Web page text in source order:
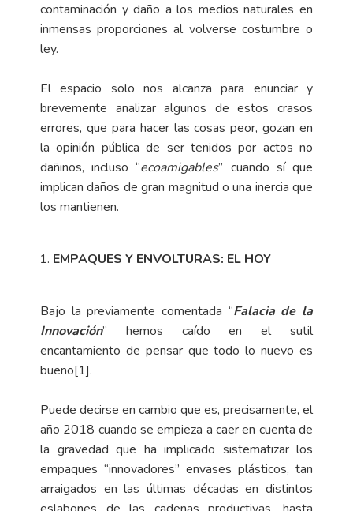
contaminación y daño a los medios naturales en
inmensas proporciones al volverse costumbre o
ley.
El espacio solo nos alcanza para enunciar y
brevemente analizar algunos de estos crasos
errores, que para hacer las cosas peor, gozan en
la opinión pública de ser tenidos por actos no
dañinos, incluso “ecoamigables” cuando sí que
implican daños de gran magnitud o una inercia que
los mantienen.
EMPAQUES Y ENVOLTURAS: EL HOY
Bajo la previamente comentada “Falacia de la
Innovación” hemos caído en el sutil
encantamiento de pensar que todo lo nuevo es
bueno[1].
Puede decirse en cambio que es, precisamente, el
año 2018 cuando se empieza a caer en cuenta de
la gravedad que ha implicado sistematizar los
empaques “innovadores” envases plásticos, tan
arraigados en las últimas décadas en distintos